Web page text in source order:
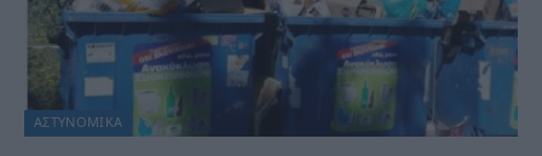
ΑΣΤΥΝΟΜΙΚΑ